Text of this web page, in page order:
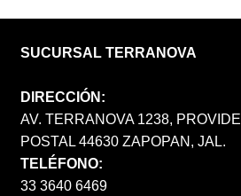
SUCURSAL TERRANOVA
DIRECCIÓN:
AV. TERRANOVA 1238,
POSTAL 44630 ZAPOPAN, JAL.
TELÉFONO:
33 3640 6469